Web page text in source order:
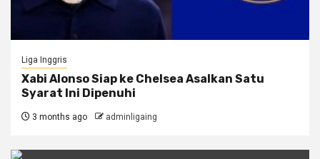
Liga Inggris
Xabi Alonso Siap ke Chelsea Asalkan Satu
Syarat Ini Dipenuhi
3 months ago adminligaing